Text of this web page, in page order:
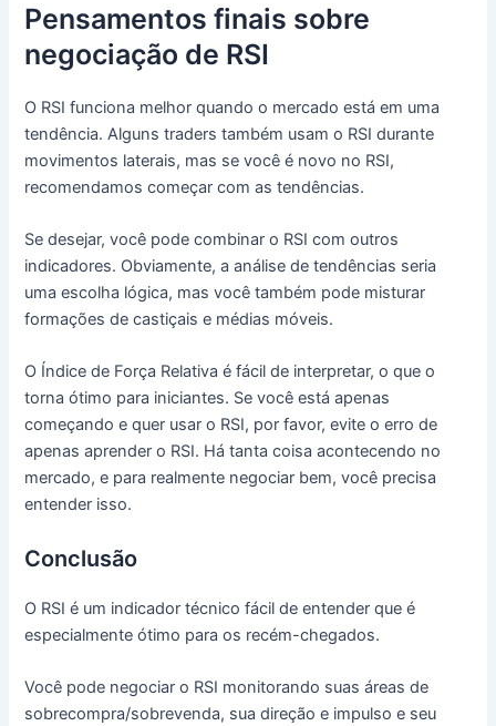
Pensamentos finais sobre
negociação de RSI
O RSI funciona melhor quando o mercado está em uma
tendência. Alguns traders também usam o RSI durante
movimentos laterais, mas se você é novo no RSI,
recomendamos começar com as tendências.
Se desejar, você pode combinar o RSI com outros
indicadores. Obviamente, a análise de tendências seria
uma escolha lógica, mas você também pode misturar
formações de castiçais e médias móveis.
O Índice de Força Relativa é fácil de interpretar, o que o
torna ótimo para iniciantes. Se você está apenas
começando e quer usar o RSI, por favor, evite o erro de
apenas aprender o RSI. Há tanta coisa acontecendo no
mercado, e para realmente negociar bem, você precisa
entender isso.
Conclusão
O RSI é um indicador técnico fácil de entender que é
especialmente ótimo para os recém-chegados.
Você pode negociar o RSI monitorando suas áreas de
sobrecompra/sobrevenda, sua direção e impulso e seu